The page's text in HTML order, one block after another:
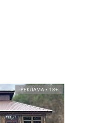
РЕКЛАМА • 18+